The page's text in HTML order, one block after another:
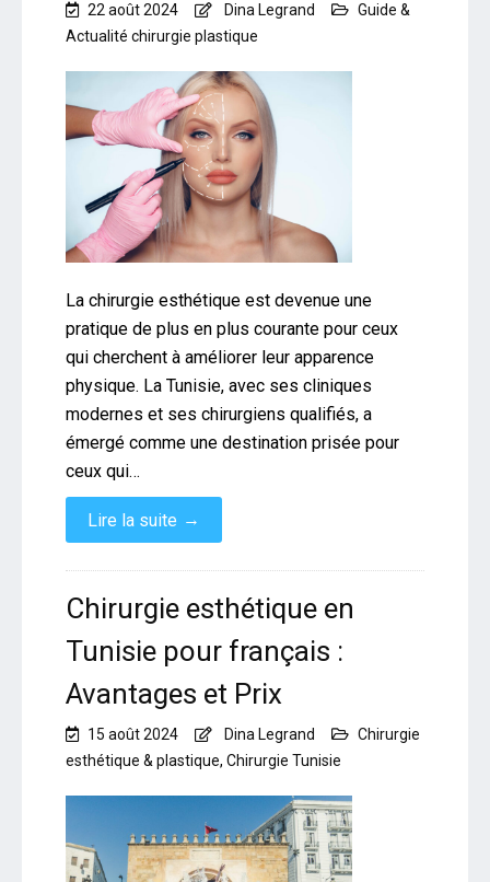
22 août 2024 Dina Legrand
Guide &
Actualité chirurgie plastique
La chirurgie esthétique est devenue une
pratique de plus en plus courante pour ceux
qui cherchent à améliorer leur apparence
physique. La Tunisie, avec ses cliniques
modernes et ses chirurgiens qualifiés, a
émergé comme une destination prisée pour
ceux qui…
Lire la suite →
Chirurgie esthétique en
Tunisie pour français :
Avantages et Prix
15 août 2024 Dina Legrand
Chirurgie
esthétique & plastique, Chirurgie Tunisie